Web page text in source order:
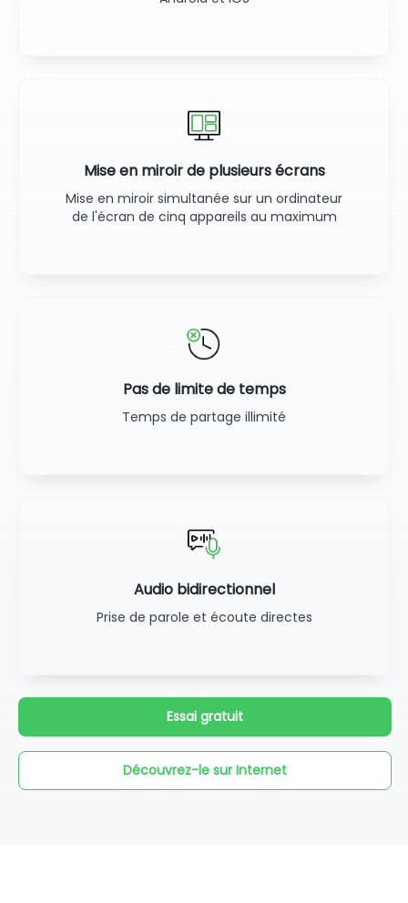
Mise en miroir de plusieurs écrans
Mise en miroir simultanée sur un ordinateur
de l'écran de cinq appareils au maximum
Pas de limite de temps
Temps de partage illimité
Audio bidirectionnel
Prise de parole et écoute directes
Essai gratuit
Découvrez-le sur Internet